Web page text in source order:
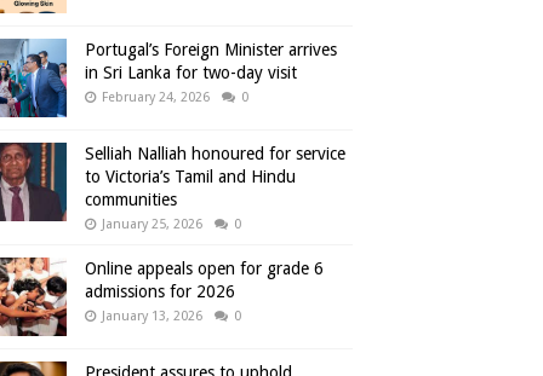
Portugal’s Foreign Minister arrives
in Sri Lanka for two-day visit
February 24, 2026 0
Selliah Nalliah honoured for service
to Victoria’s Tamil and Hindu
communities
January 25, 2026 0
Online appeals open for grade 6
admissions for 2026
January 13, 2026 0